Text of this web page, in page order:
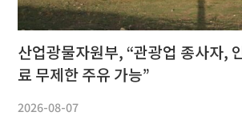
산업광물자원부, “관광업 종사자,
료 무제한 주유 가능”
2026-08-07